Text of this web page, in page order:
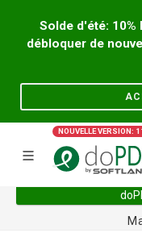
Solde d'été: 10%
débloquer de
NOUVELLE VERSION: